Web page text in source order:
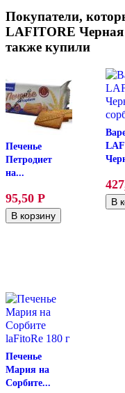
Покупатели,
LAFITORE Черная
также купили
Печенье
Петродиет
на...
95,50 Р
Печенье
Мария на
Сорбите...